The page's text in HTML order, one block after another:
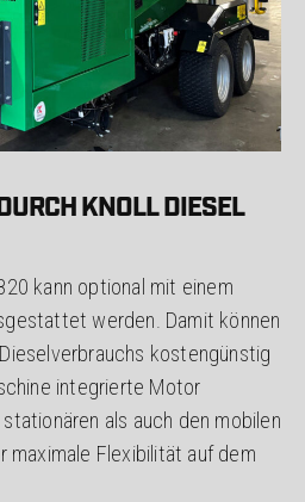
KNOLL DIESEL
kann optional mit einem
werden. Damit können
kostengünstig
integrierte Motor
als auch den mobilen
maximale Flexibilität auf dem